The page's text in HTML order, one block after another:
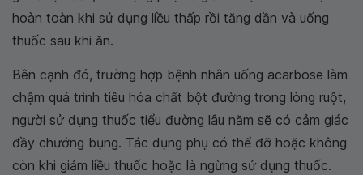
hoàn toàn khi sử dụng liều thấp rồi tăng dần và uống
thuốc sau khi ăn.
Bên cạnh đó, trường hợp bệnh nhân uống acarbose làm
chậm quá trình tiêu hóa chất bột đường trong lòng ruột,
người sử dụng thuốc tiểu đường lâu năm sẽ có cảm giác
đầy chướng bụng. Tác dụng phụ có thể đỡ hoặc không
còn khi giảm liều thuốc hoặc là ngừng sử dụng thuốc.